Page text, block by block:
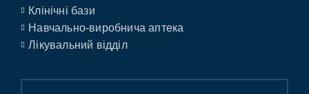
Клінічні бази
Навчально-виробнича аптека
Лікувальний відділ